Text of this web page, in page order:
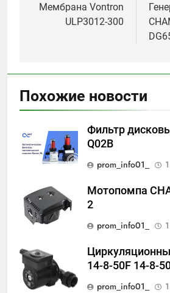
по
Мембрана Vontron
ULP3012-300
Похожие новости
Фильтр
Q02B
prom_info01_
Мотопомпа
2
prom_info01_
14-8-50F 14-8-
prom_info01_